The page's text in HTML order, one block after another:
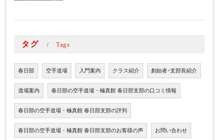
タグ Tags
春日部 空手道場 入門案内 クラス紹介 創始者･支部長紹介
道場案内 春日部の空手道場・極真館 春日部支部の口コミ情報
春日部の空手道場・極真館 春日部支部の評判
春日部の空手道場・極真館 春日部支部のお客様の声 お問い合わせ